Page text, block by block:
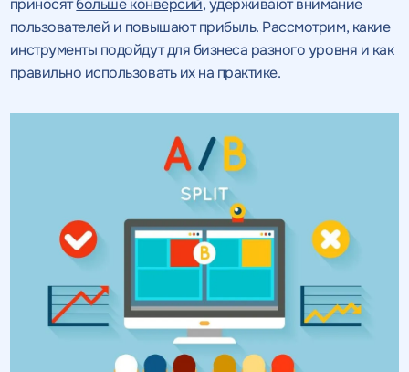
приносятбольше конверсий, удерживают внимание
пользователей и повышают прибыль. Рассмотрим, какие
инструменты подойдут для бизнеса разного уровня и как
правильно использовать их на практике.